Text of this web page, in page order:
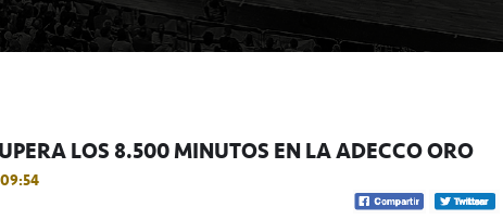
LOS 8.500 MINUTOS EN LA ADECCO ORO